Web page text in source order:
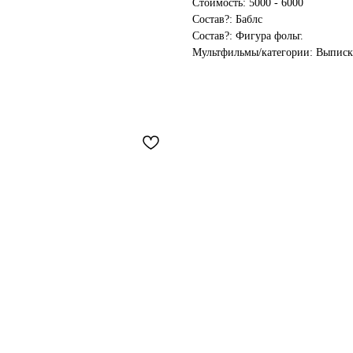
Стоимость: 5000 - 6000
Состав?: Баблс
Состав?: Фигура фольг.
Мультфильмы/категории: